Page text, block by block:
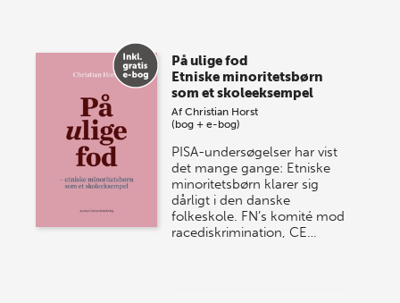
På ulige fod
Etniske minoritetsbørn
som et skoleeksempel
AfChristian Horst
(bog + e-bog)
PISA-undersøgelser har vist
det mange gange: Etniske
minoritetsbørn klarer sig
dårligt i den danske
folkeskole. FN’s komité mod
racediskrimination, CE…